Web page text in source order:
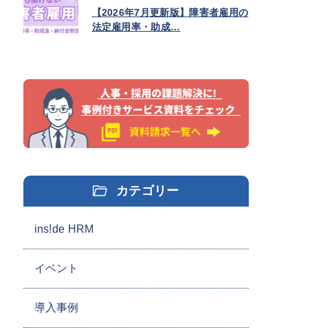
【2026年7月更新版】障害者雇用の
法定雇用率・助成…
カテゴリー
ins!de HRM
イベント
導入事例